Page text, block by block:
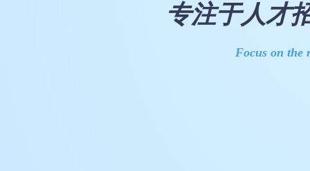
专注于人才
Focus on the